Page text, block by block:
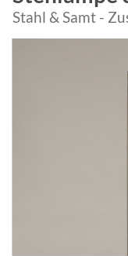
Stahl & Samt -